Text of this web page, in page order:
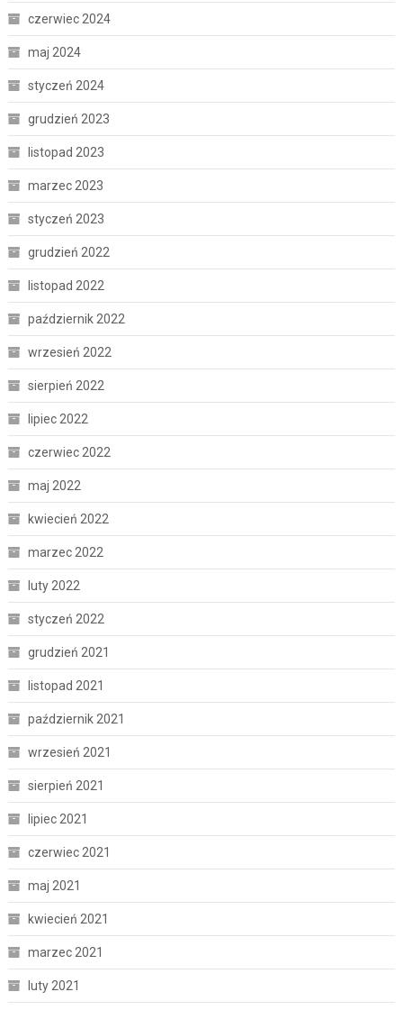
czerwiec 2024
maj 2024
styczeń 2024
grudzień 2023
listopad 2023
marzec 2023
styczeń 2023
grudzień 2022
listopad 2022
październik 2022
wrzesień 2022
sierpień 2022
lipiec 2022
czerwiec 2022
maj 2022
kwiecień 2022
marzec 2022
luty 2022
styczeń 2022
grudzień 2021
listopad 2021
październik 2021
wrzesień 2021
sierpień 2021
lipiec 2021
czerwiec 2021
maj 2021
kwiecień 2021
marzec 2021
luty 2021